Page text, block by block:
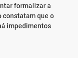
formalizar a
constatam que o
impedimentos